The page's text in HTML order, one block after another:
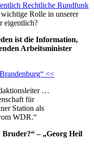
Rechtliche Rundfunk
Rolle in unserer
eigentlich?
ist die Information,
Arbeitsminister
<<
…
für
Station als
WDR.“
Bruder?“ – „Georg Heil